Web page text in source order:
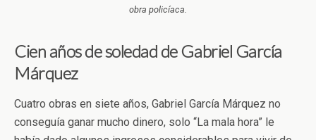
obra policíaca.
Cien años de soledad de Gabriel García
Márquez
Cuatro obras en siete años, Gabriel García Márquez no
conseguía ganar mucho dinero, solo “La mala hora” le